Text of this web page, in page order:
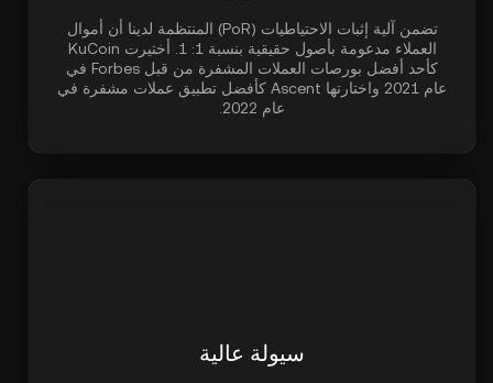
تضمن آلية إثبات الاحتياطيات (PoR) المنتظمة لدينا أن أموال
العملاء مدعومة بأصول حقيقية بنسبة 1: 1. أختيرت KuCoin
كأحد أفضل بورصات العملات المشفرة من قبل Forbes في
عام 2021 واختارتها Ascent كأفضل تطبيق عملات مشفرة في
عام 2022.
سيولة عالية